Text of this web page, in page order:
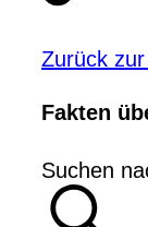
Zurück
Fakten
Suchen